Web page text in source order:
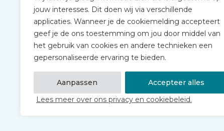
jouw interesses. Dit doen wij via verschillende
applicaties. Wanneer je de cookiemelding accepteert
geef je de ons toestemming om jou door middel van
het gebruik van cookies en andere technieken een
gepersonaliseerde ervaring te bieden.
Aanpassen
Accepteer alles
Lees meer over ons privacy en cookiebeleid.